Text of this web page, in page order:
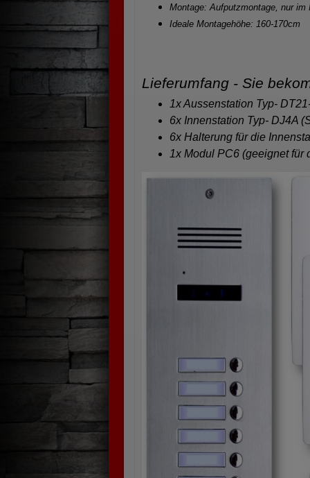
Montage: Aufputzmontage, nur im
Ideale Montagehöhe: 160-170cm
Lieferumfang - Sie
1x Aussenstation Typ-
6x Innenstation Typ- DJ4A
6x Halterung für die
1x Modul PC6 (geeignet für